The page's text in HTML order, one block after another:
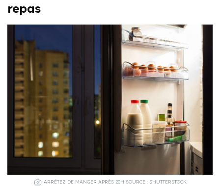
repas
ARRÊTEZ DE MANGER APRÈS 20H SOURCE : SHUTTERSTOCK